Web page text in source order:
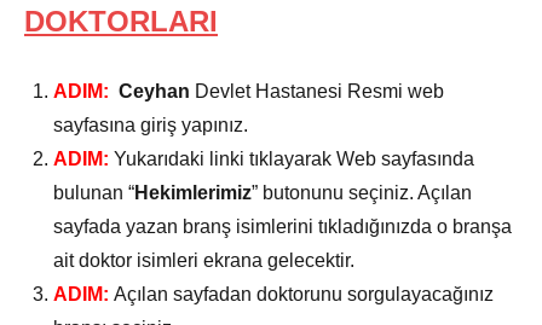
DOKTORLARI
ADIM: Ceyhan Devlet Hastanesi Resmi web
sayfasına giriş yapınız.
ADIM: Yukarıdaki linki tıklayarak Web sayfasında
bulunan “Hekimlerimiz” butonunu seçiniz. Açılan
sayfada yazan branş isimlerini tıkladığınızda o branşa
ait doktor isimleri ekrana gelecektir.
ADIM: Açılan sayfadan doktorunu sorgulayacağınız